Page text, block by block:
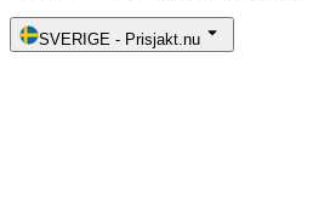
SVERIGE - Prisjakt.nu